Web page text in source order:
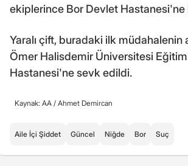
ekiplerince Bor Devlet Hastanesi'ne
Yaralı çift, buradaki ilk müdahalenin
Ömer Halisdemir Üniversitesi Eğitim
Hastanesi'ne sevk edildi.
Kaynak: AA / Ahmet Demircan
Aile İçi Şiddet Güncel Niğde Bor Suç